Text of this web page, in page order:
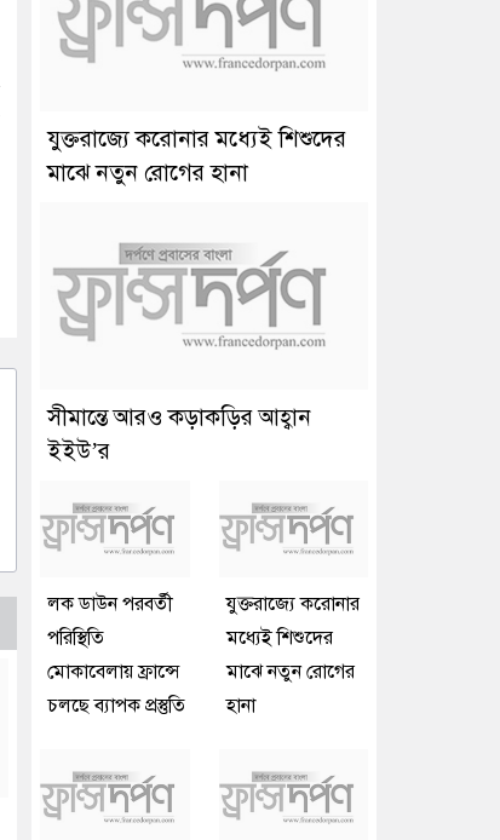
যুক্তরাজ্যে করোনার মধ্যেই শিশুদের
মাঝে নতুন রোগের হানা
সীমান্তে আরও কড়াকড়ির আহ্বান
ইইউ’র
লক ডাউন পরবর্তী
পরিস্থিতি
মোকাবেলায় ফ্রান্সে
চলছে ব্যাপক প্রস্তুতি
যুক্তরাজ্যে করোনার
মধ্যেই শিশুদের
মাঝে নতুন রোগের
হানা